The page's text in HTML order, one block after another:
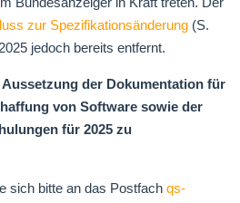
zur Spezifikationsänderung (S.
jedoch bereits entfernt.
der Dokumentation für
von Software sowie der
für 2025 zu
sich bitte an das Postfach qs-